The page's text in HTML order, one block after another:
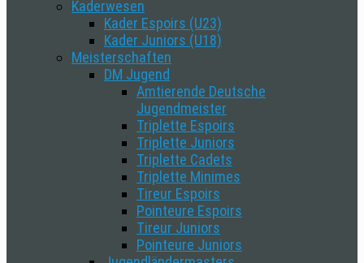
Kaderwesen
Kader Espoirs (U23)
Kader Juniors (U18)
Meisterschaften
DM Jugend
Amtierende Deutsche
Jugendmeister
Triplette Espoirs
Triplette Juniors
Triplette Cadets
Triplette Minimes
Tireur Espoirs
Pointeure Espoirs
Tireur Juniors
Pointeure Juniors